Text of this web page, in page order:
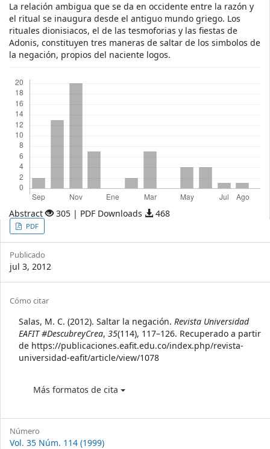
La relación ambigua que se da en occidente entre la razón y
el ritual se inaugura desde el antiguo mundo griego. Los
rituales dionisiacos, el de las tesmoforias y las fiestas de
Adonis, constituyen tres maneras de saltar de los simbolos de
la negación, propios del naciente logos.
Abstract 305 | PDF Downloads 468
Article
Sidebar
PDF
Publicado
jul 3, 2012
Article
Details
Cómo citar
Salas, M. C. (2012). Saltar la negación. Revista Universidad
EAFIT #DescubreyCrea, 35(114), 117–126. Recuperado a partir
de https://publicaciones.eafit.edu.co/index.php/revista-
universidad-eafit/article/view/1078
Más formatos de cita
Número
Vol. 35 Núm. 114 (1999)